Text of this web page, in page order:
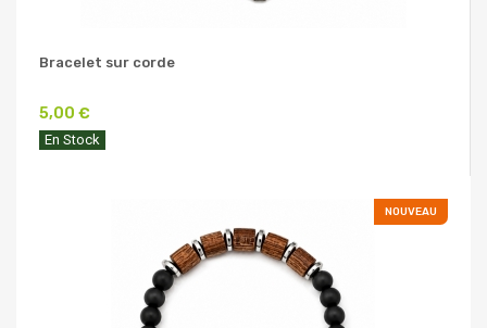
Bracelet sur corde
5,00 €
En Stock
NOUVEAU